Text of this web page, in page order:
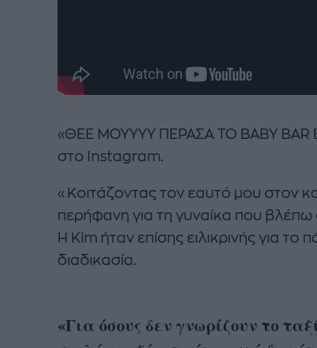
«ΘΕΕ ΜΟΥΥΥΥ ΠΕΡΑΣΑ ΤΟ BABY BAR
στο Instagram.
«Κοιτάζοντας τον εαυτό μου στον
περήφανη για τη γυναίκα που
Η Kim ήταν επίσης ειλικρινής για
διαδικασία.
«Για όσους δεν γνωρίζουν το